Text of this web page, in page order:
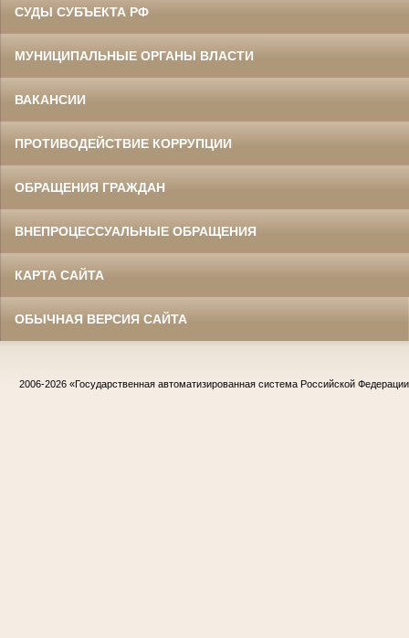
СУДЫ СУБЪЕКТА РФ
МУНИЦИПАЛЬНЫЕ ОРГАНЫ ВЛАСТИ
ВАКАНСИИ
ПРОТИВОДЕЙСТВИЕ КОРРУПЦИИ
ОБРАЩЕНИЯ ГРАЖДАН
ВНЕПРОЦЕССУАЛЬНЫЕ ОБРАЩЕНИЯ
КАРТА САЙТА
ОБЫЧНАЯ ВЕРСИЯ САЙТА
2006-2026 «Государственная автоматизированная система Российской